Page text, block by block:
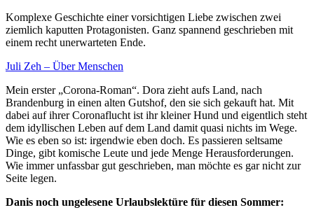
Komplexe Geschichte einer vorsichtigen Liebe zwischen zwei
ziemlich kaputten Protagonisten. Ganz spannend geschrieben mit
einem recht unerwarteten Ende.
Juli Zeh – Über Menschen
Mein erster „Corona-Roman“. Dora zieht aufs Land, nach
Brandenburg in einen alten Gutshof, den sie sich gekauft hat. Mit
dabei auf ihrer Coronaflucht ist ihr kleiner Hund und eigentlich steht
dem idyllischen Leben auf dem Land damit quasi nichts im Wege.
Wie es eben so ist: irgendwie eben doch. Es passieren seltsame
Dinge, gibt komische Leute und jede Menge Herausforderungen.
Wie immer unfassbar gut geschrieben, man möchte es gar nicht zur
Seite legen.
Danis noch ungelesene Urlaubslektüre für diesen Sommer: